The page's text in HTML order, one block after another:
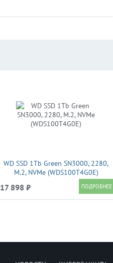
WD SSD 1Tb Green SN3000, 2280,
M.2, NVMe (WDS100T4G0E)
17 898 ₽